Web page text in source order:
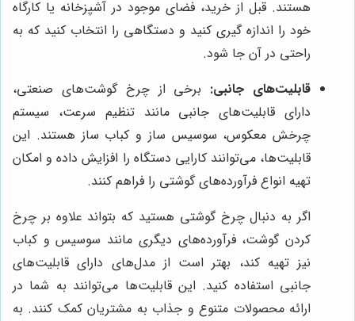
هستند. قبل از خرید، فضای موجود در آشپزخانه یا کارگاه
خود را اندازه گیری کنید و دستگاهی را انتخاب کنید که به
راحتی در آن جا شود.
قابلیت‌های جانبی: برخی از چرخ گوشت‌های صنعتی،
دارای قابلیت‌های جانبی مانند تنظیم سرعت، سیستم
چرخش معکوس، سوسیس ساز و کباب ساز هستند. این
قابلیت‌ها، می‌توانند کارایی دستگاه را افزایش داده و امکان
تهیه انواع فرآورده‌های گوشتی را فراهم کنند.
اگر به دنبال چرخ گوشتی هستید که بتواند علاوه بر چرخ
کردن گوشت، فرآورده‌های دیگری مانند سوسیس و کباب
نیز تهیه کند، بهتر است از مدل‌های دارای قابلیت‌های
جانبی استفاده کنید. این قابلیت‌ها می‌توانند به شما در
ارائه محصولات متنوع و جذاب به مشتریان کمک کنند. به